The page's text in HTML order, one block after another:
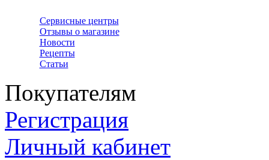
Сервисные центры
Отзывы о магазине
Новости
Рецепты
Статьи
Покупателям
Регистрация
Личный кабинет